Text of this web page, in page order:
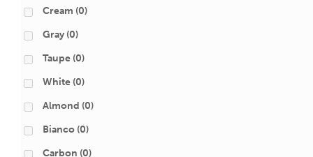
Cream (0)
Gray (0)
Taupe (0)
White (0)
Almond (0)
Bianco (0)
Carbon (0)